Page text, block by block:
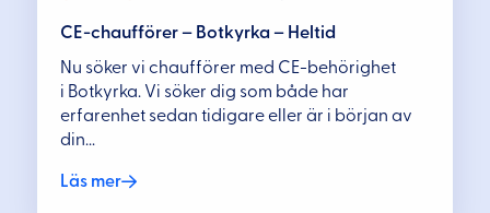
CE-chaufförer – Botkyrka – Heltid
Nu söker vi chaufförer med CE-behörighet
i Botkyrka. Vi söker dig som både har
erfarenhet sedan tidigare eller är i början av
din...
Läs mer